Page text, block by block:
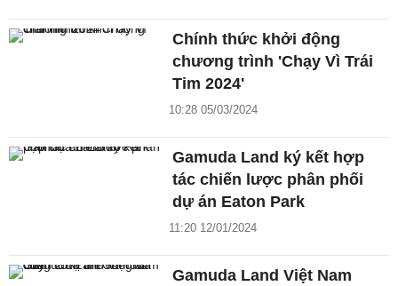
Chính thức khởi động
chương trình 'Chạy Vì Trái
Tim 2024'
10:28 05/03/2024
Gamuda Land ký kết hợp
tác chiến lược phân phối
dự án Eaton Park
11:20 12/01/2024
Gamuda Land Việt Nam